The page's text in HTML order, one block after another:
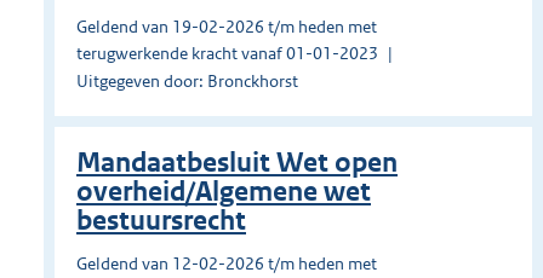
Geldend van 19-02-2026 t/m heden met
terugwerkende kracht vanaf 01-01-2023
Uitgegeven door: Bronckhorst
Mandaatbesluit Wet open
overheid/Algemene wet
bestuursrecht
Geldend van 12-02-2026 t/m heden met